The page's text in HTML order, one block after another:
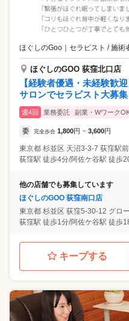
ほぐしのGoo セラピスト / 施術
ほぐしのGOO 荻窪北口店
【経験者優遇・未経験歓
サロンでセラピスト大募集
週4回 業務委託 副業・Wワーク
委 完全歩合 1,800円 ~ 3,600円
東京都 杉並区 天沼3-3-7 荻窪駅
荻窪駅 徒歩4分/阿佐ケ谷駅 徒歩
他の店舗でも募集しています
ほぐしのGOO 荻窪南口店
東京都 杉並区 荻窪5-30-12 グロ
荻窪駅 徒歩1分/阿佐ケ谷駅 徒歩
キープする